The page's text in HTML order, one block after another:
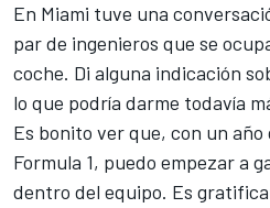
En Miami tuve una
par de ingenieros que se
coche. Di alguna indicación
lo que podría darme todavía
Es bonito ver que, con un
Formula 1, puedo empezar a
dentro del equipo. Es